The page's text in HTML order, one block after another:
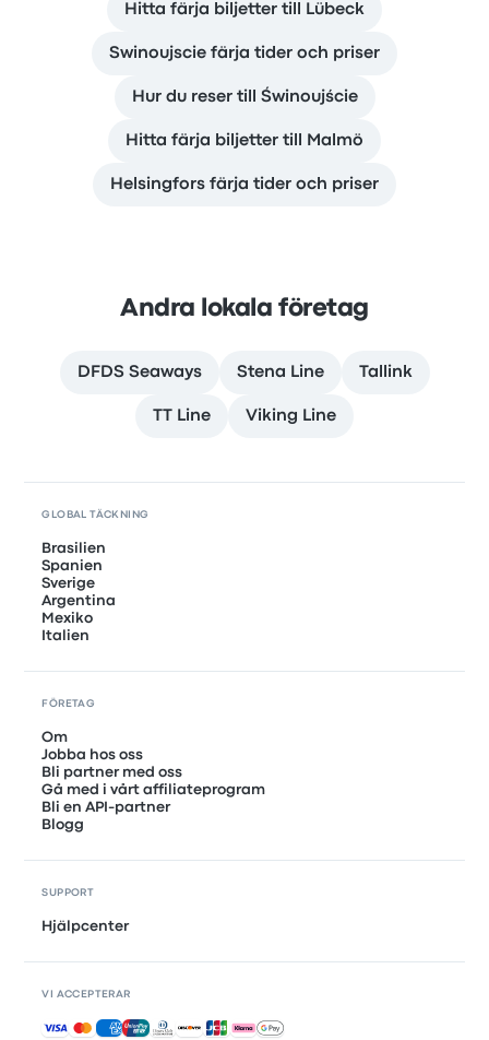
Hitta färja biljetter till Lübeck
Swinoujscie färja tider och priser
Hur du reser till Świnoujście
Hitta färja biljetter till Malmö
Helsingfors färja tider och priser
Andra lokala företag
DFDS Seaways Stena Line Tallink
TT Line Viking Line
GLOBAL TÄCKNING
Brasilien
Spanien
Sverige
Argentina
Mexiko
Italien
FÖRETAG
Om
Jobba hos oss
Bli partner med oss
Gå med i vårt affiliateprogram
Bli en API-partner
Blogg
SUPPORT
Hjälpcenter
VI ACCEPTERAR
Accepterade betalningar